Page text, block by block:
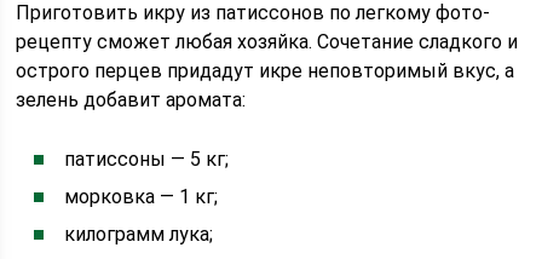
Приготовить икру из патиссонов по легкому фото-
рецепту сможет любая хозяйка. Сочетание сладкого и
острого перцев придадут икре неповторимый вкус, а
зелень добавит аромата:
патиссоны — 5 кг;
морковка — 1 кг;
килограмм лука;